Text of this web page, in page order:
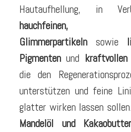
Hautaufhellung, in
hauchfeinen,
Glimmerpartikeln sowie
Pigmenten und kraftvollen
die den
unterstützen und feine
glatter wirken lassen sollen.
Mandelöl und